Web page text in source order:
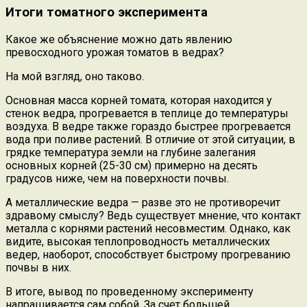
Итоги томатного эксперимента
Какое же объяснение можно дать явлению
превосходного урожая томатов в ведрах?
На мой взгляд, оно таково.
Основная масса корней томата, которая находится у
стенок ведра, прогревается в теплице до температуры
воздуха. В ведре также гораздо быстрее прогревается
вода при поливе растений. В отличие от этой ситуации, в
грядке температура земли на глубине залегания
основных корней (25-30 см) примерно на десять
градусов ниже, чем на поверхности почвы.
А металлические ведра — разве это не противоречит
здравому смыслу? Ведь существует мнение, что контакт
металла с корнями растений несовместим. Однако, как
видите, высокая теплопроводность металлических
ведер, наоборот, способствует быстрому прогреванию
почвы в них.
В итоге, вывод по проведенному эксперименту
напрашивается сам собой. За счет большей